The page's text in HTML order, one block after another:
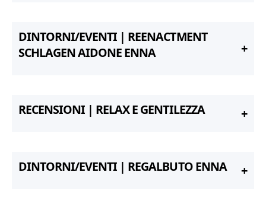
DINTORNI/EVENTI | REENACTMENT
SCHLAGEN AIDONE ENNA
RECENSIONI | RELAX E GENTILEZZA
DINTORNI/EVENTI | REGALBUTO ENNA